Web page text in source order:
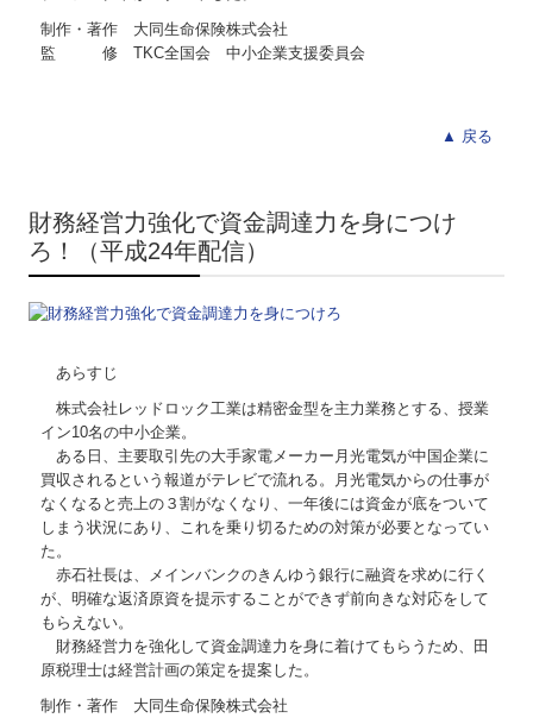
制作・著作 大同生命保険株式会社
監 修 TKC全国会 中小企業支援委員会
▲ 戻る
財務経営力強化で資金調達力を身につけ
ろ！（平成24年配信）
あらすじ
株式会社レッドロック工業は精密金型を主力業務とする、授業
イン10名の中小企業。
ある日、主要取引先の大手家電メーカー月光電気が中国企業に
買収されるという報道がテレビで流れる。月光電気からの仕事が
なくなると売上の３割がなくなり、一年後には資金が底をついて
しまう状況にあり、これを乗り切るための対策が必要となってい
た。
赤石社長は、メインバンクのきんゆう銀行に融資を求めに行く
が、明確な返済原資を提示することができず前向きな対応をして
もらえない。
財務経営力を強化して資金調達力を身に着けてもらうため、田
原税理士は経営計画の策定を提案した。
制作・著作 大同生命保険株式会社